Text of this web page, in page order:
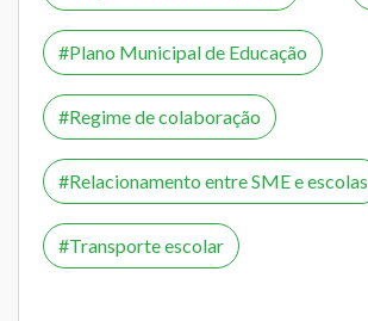
Plano Municipal de Educação
Regime de colaboração
Relacionamento entre SME e escolas
Transporte escolar